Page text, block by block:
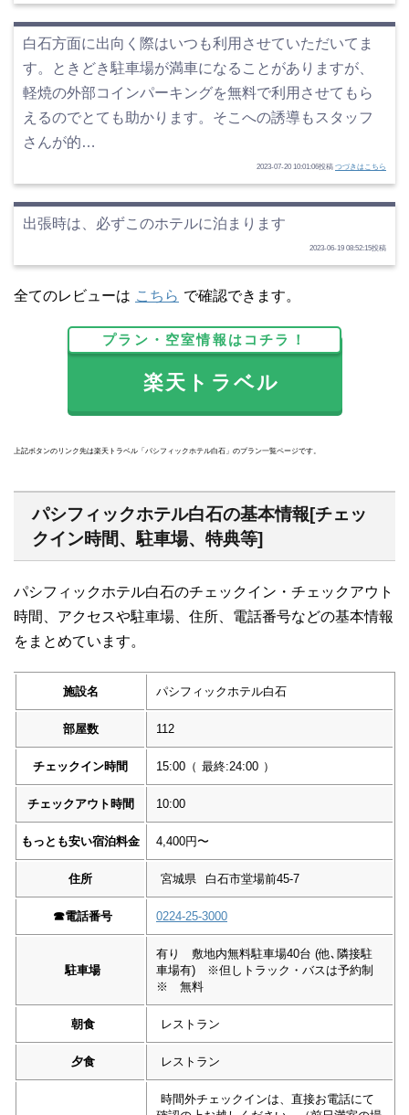
白石方面に出向く際はいつも利用させていただいてま
す。ときどき駐車場が満車になることがありますが、
軽焼の外部コインパーキングを無料で利用させてもら
えるのでとても助かります。そこへの誘導もスタッフ
さんが的…
2023-07-20 10:01:06投稿 つづきはこちら
出張時は、必ずこのホテルに泊まります
2023-06-19 08:52:15投稿
全てのレビューは こちら で確認できます。
プラン・空室情報はコチラ！
楽天トラベル
上記ボタンのリンク先は楽天トラベル「パシフィックホテル白石」のプラン一覧ページです。
パシフィックホテル白石の基本情報[チェッ
クイン時間、駐車場、特典等]
パシフィックホテル白石のチェックイン・チェックアウト
時間、アクセスや駐車場、住所、電話番号などの基本情報
をまとめています。
施設名 パシフィックホテル白石
部屋数 112
チェックイン時間 15:00 （ 最終:24:00 ）
チェックアウト時間 10:00
もっとも安い宿泊料金 4,400円〜
住所 宮城県 白石市堂場前45-7
☎︎電話番号 0224-25-3000
駐車場
有り 敷地内無料駐車場40台 (他､隣接駐
車場有) ※但しトラック・バスは予約制
※ 無料
朝食 レストラン
夕食 レストラン
時間外チェックインは、直接お電話にて